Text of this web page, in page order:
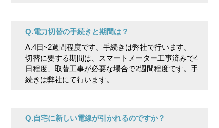
Q.電力切替の手続きと期間は？
A.4日~2週間程度です。手続きは弊社で行います。
切替に要する期間は、スマートメーター工事済みで4
日程度、取替工事が必要な場合で2週間程度です。手
続きは弊社にて行います。
Q.自宅に新しい電線が引かれるのですか？